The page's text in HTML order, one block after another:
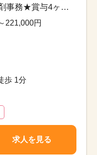
事務★賞与4ヶ月
221,000円
歩 1分
求人を見る